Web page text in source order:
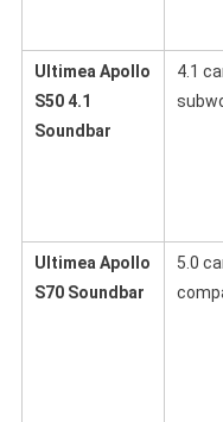
Ultimea Apollo
S50 4.1
Soundbar
4.1
Ultimea Apollo
S70 Soundbar
5.0